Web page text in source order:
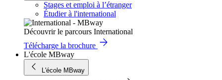
Stages et emploi à l’étranger
Étudier à l'international
Découvrir le parcours International
Télécharge la brochure
L'école MBway
L'école MBway